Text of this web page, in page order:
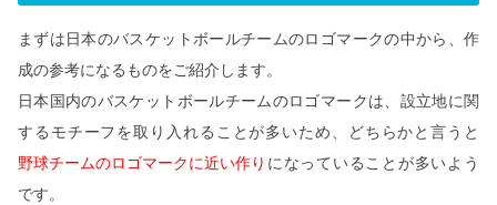
まずは日本のバスケットボールチームのロゴマークの中から、作
成の参考になるものをご紹介します。
日本国内のバスケットボールチームのロゴマークは、設立地に関
するモチーフを取り入れることが多いため、どちらかと言うと
野球チームのロゴマークに近い作り になっていることが多いよう
です。